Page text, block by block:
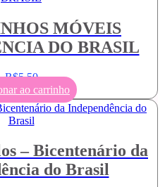
MÓVEIS
DO BRASIL
R$5,50
ao carrinho
– Bicentenário da
do Brasil